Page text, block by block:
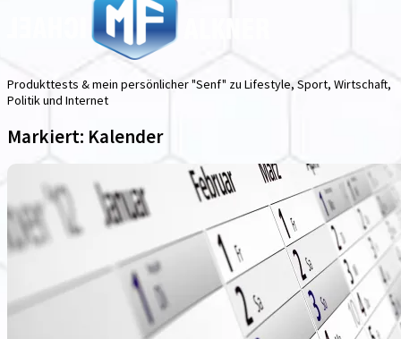
Produkttests & mein persönlicher "Senf" zu Lifestyle, Sport, Wirtschaft,
Politik und Internet
Markiert: Kalender